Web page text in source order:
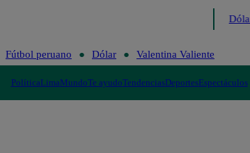
Dólar
Fútbol peruano Dólar Valentina Valiente
PolíticaLimaMundoTe ayudoTendenciasDeportesEspectáculos